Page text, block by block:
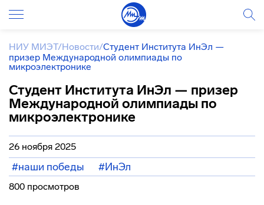
НИУ МИЭТ/Новости/Студент Института ИнЭл —
призер Международной олимпиады по
микроэлектронике
Студент Института ИнЭл — призер
Международной олимпиады по
микроэлектронике
26 ноября 2025
#наши победы #ИнЭл
800 просмотров